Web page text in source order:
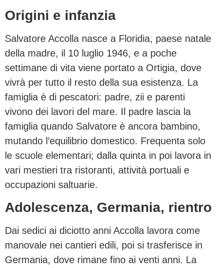
Origini e infanzia
Salvatore Accolla nasce a Floridia, paese natale
della madre, il 10 luglio 1946, e a poche
settimane di vita viene portato a Ortigia, dove
vivrà per tutto il resto della sua esistenza. La
famiglia è di pescatori: padre, zii e parenti
vivono dei lavori del mare. Il padre lascia la
famiglia quando Salvatore è ancora bambino,
mutando l’equilibrio domestico. Frequenta solo
le scuole elementari; dalla quinta in poi lavora in
vari mestieri tra ristoranti, attività portuali e
occupazioni saltuarie.
Adolescenza, Germania, rientro
Dai sedici ai diciotto anni Accolla lavora come
manovale nei cantieri edili, poi si trasferisce in
Germania, dove rimane fino ai venti anni. La